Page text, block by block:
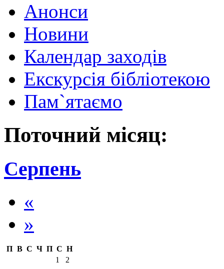
Анонси
Новини
Календар заходів
Екскурсія бібліотекою
Пам`ятаємо
Поточний місяц:
Серпень
«
»
П В С Ч П С Н
1
2